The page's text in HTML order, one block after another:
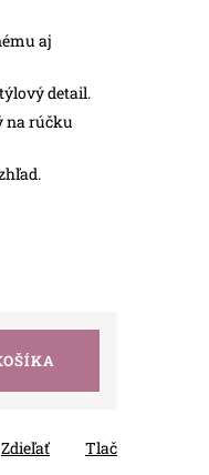
aj
detail.
na rúčku
Tlač
Zdieľať